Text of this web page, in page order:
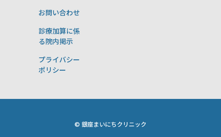
お問い合わせ
診療加算に係
る院内掲示
プライバシー
ポリシー
© 銀座まいにちクリニック